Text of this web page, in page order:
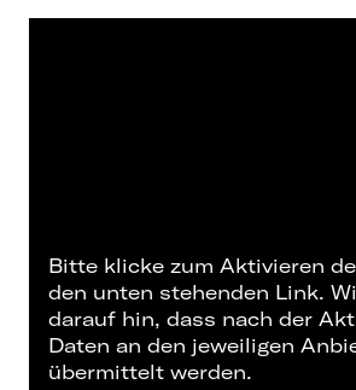
Bitte klicke zum Aktivieren
den unten stehenden Link.
darauf hin, dass nach der
Daten an den jeweiligen
übermittelt werden.